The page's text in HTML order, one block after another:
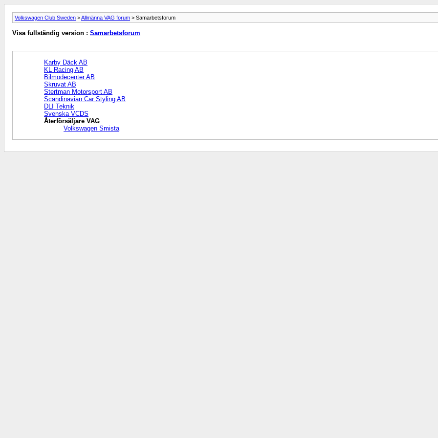
Volkswagen Club Sweden >Allmänna VAG forum > Samarbetsforum
Visa fullständig version : Samarbetsforum
Karby Däck AB
KL Racing AB
Bilmodecenter AB
Skruvat AB
Stertman Motorsport AB
Scandinavian Car Styling AB
DLI Teknik
Svenska VCDS
Återförsäljare VAG
Volkswagen Smista